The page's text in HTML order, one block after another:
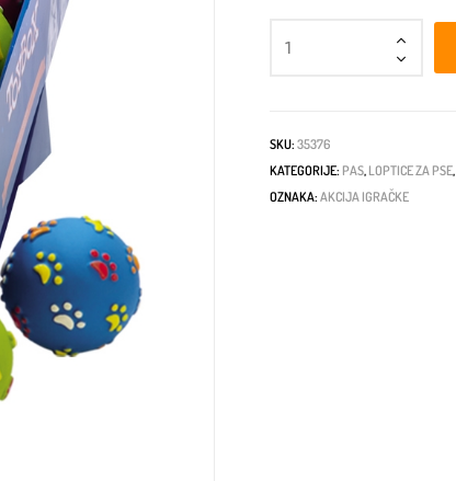
SKU:35376
KATEGORIJE: PAS, LOPTICE ZA PSE,
OZNAKA:AKCIJA IGRAČKE